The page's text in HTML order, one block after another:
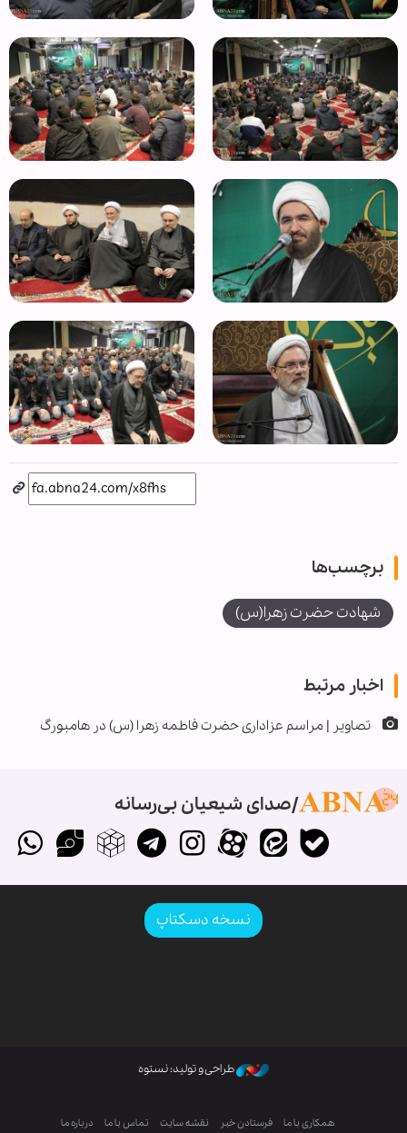
برچسب‌ها
شهادت حضرت زهرا(س)
اخبار مرتبط
تصاویر | مراسم عزاداری حضرت فاطمه زهرا (س) در هامبورگ
صدای شیعیان بی‌رسانه
نسخه دسکتاپ
طراحی و تولید: نستوه
همکاری با ما فرستادن خبر نقشه سایت تماس با ما درباره ما